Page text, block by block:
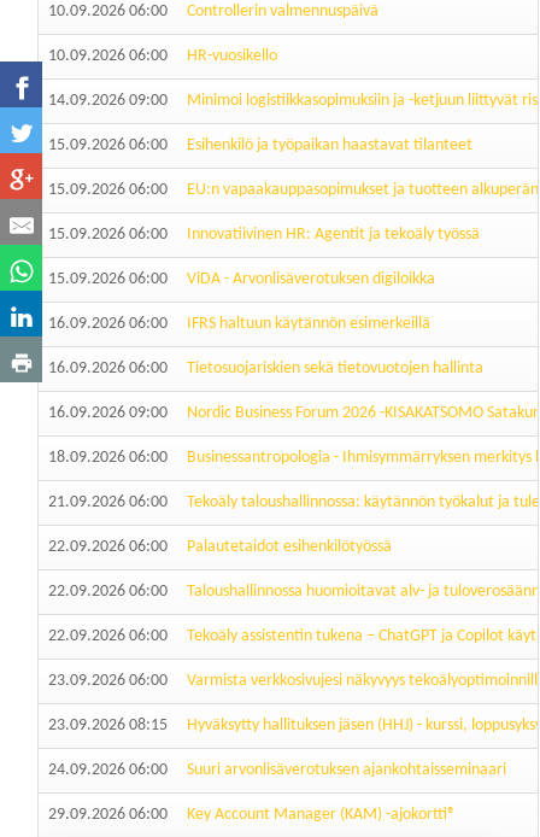
10.09.2026 06:00 Controllerin valmennuspäivä
10.09.2026 06:00 HR-vuosikello
14.09.2026 09:00 Minimoi logistiikkasopimuksiin ja -ketjuun liittyvät
15.09.2026 06:00 Esihenkilö ja työpaikan haastavat tilanteet
15.09.2026 06:00 EU:n vapaakauppasopimukset ja tuotteen
15.09.2026 06:00 Innovatiivinen HR: Agentit ja tekoäly työssä
15.09.2026 06:00 ViDA - Arvonlisäverotuksen digiloikka
16.09.2026 06:00 IFRS haltuun käytännön esimerkeillä
16.09.2026 06:00 Tietosuojariskien sekä tietovuotojen hallinta
16.09.2026 09:00 Nordic Business Forum 2026 -KISAKATSOMO
18.09.2026 06:00 Businessantropologia - Ihmisymmärryksen
21.09.2026 06:00 Tekoäly taloushallinnossa: käytännön työkalut ja
22.09.2026 06:00 Palautetaidot esihenkilötyössä
22.09.2026 06:00 Taloushallinnossa huomioitavat alv- ja
22.09.2026 06:00 Tekoäly assistentin tukena – ChatGPT ja Copilot
23.09.2026 06:00 Varmista verkkosivujesi näkyvyys
23.09.2026 08:15 Hyväksytty hallituksen jäsen (HHJ) - kurssi,
24.09.2026 06:00 Suuri arvonlisäverotuksen ajankohtaisseminaari
29.09.2026 06:00 Key Account Manager (KAM) -ajokortti®